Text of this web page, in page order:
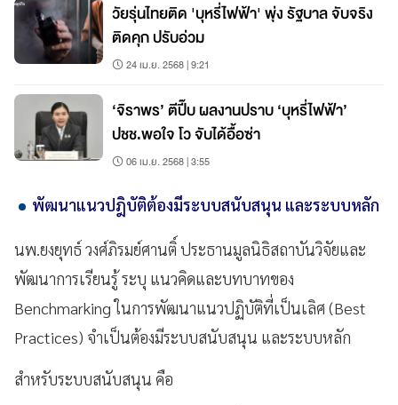
วัยรุ่นไทยติด 'บุหรี่ไฟฟ้า' พุ่ง รัฐบาล จับจริง
ติดคุก ปรับอ่วม
24 เม.ย. 2568 | 9:21
‘จิราพร’ ตีปี๊บ ผลงานปราบ ‘บุหรี่ไฟฟ้า’
ปชช.พอใจ โว จับได้อื้อซ่า
06 เม.ย. 2568 | 3:55
พัฒนาแนวปฎิบัติต้องมีระบบสนับสนุน และระบบหลัก
นพ.ยงยุทธ์ วงศ์ภิรมย์ศานติ์ ประธานมูลนิธิสถาบันวิจัยและ
พัฒนาการเรียนรู้ ระบุ แนวคิดและบทบาทของ
Benchmarking ในการพัฒนาแนวปฏิบัติที่เป็นเลิศ (Best
Practices) จำเป็นต้องมีระบบสนับสนุน และระบบหลัก
สำหรับระบบสนับสนุน คือ